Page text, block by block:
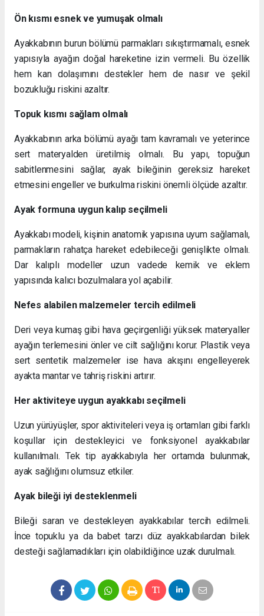
Ön kısmı esnek ve yumuşak olmalı
Ayakkabının burun bölümü parmakları sıkıştırmamalı, esnek
yapısıyla ayağın doğal hareketine izin vermeli. Bu özellik
hem kan dolaşımını destekler hem de nasır ve şekil
bozukluğu riskini azaltır.
Topuk kısmı sağlam olmalı
Ayakkabının arka bölümü ayağı tam kavramalı ve yeterince
sert materyalden üretilmiş olmalı. Bu yapı, topuğun
sabitlenmesini sağlar, ayak bileğinin gereksiz hareket
etmesini engeller ve burkulma riskini önemli ölçüde azaltır.
Ayak formuna uygun kalıp seçilmeli
Ayakkabı modeli, kişinin anatomik yapısına uyum sağlamalı,
parmakların rahatça hareket edebileceği genişlikte olmalı.
Dar kalıplı modeller uzun vadede kemik ve eklem
yapısında kalıcı bozulmalara yol açabilir.
Nefes alabilen malzemeler tercih edilmeli
Deri veya kumaş gibi hava geçirgenliği yüksek materyaller
ayağın terlemesini önler ve cilt sağlığını korur. Plastik veya
sert sentetik malzemeler ise hava akışını engelleyerek
ayakta mantar ve tahriş riskini artırır.
Her aktiviteye uygun ayakkabı seçilmeli
Uzun yürüyüşler, spor aktiviteleri veya iş ortamları gibi farklı
koşullar için destekleyici ve fonksiyonel ayakkabılar
kullanılmalı. Tek tip ayakkabıyla her ortamda bulunmak,
ayak sağlığını olumsuz etkiler.
Ayak bileği iyi desteklenmeli
Bileği saran ve destekleyen ayakkabılar tercih edilmeli.
İnce topuklu ya da babet tarzı düz ayakkabılardan bilek
desteği sağlamadıkları için olabildiğince uzak durulmalı.